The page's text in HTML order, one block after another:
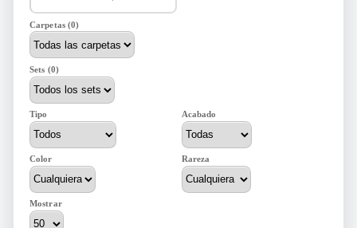
Carpetas (0)
Sets (0)
Tipo Acabado
Color Rareza
Mostrar